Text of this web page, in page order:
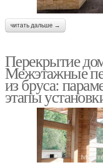
читать дальше →
Перекрытие
Межэтажные
из бруса:
этапы